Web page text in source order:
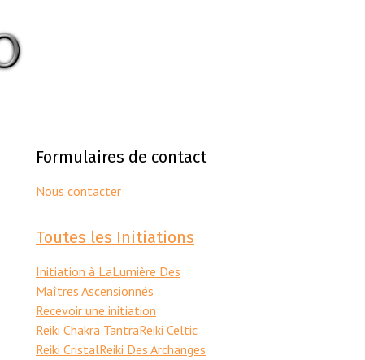
Formulaires de contact
Nous contacter
Toutes les Initiations
Initiation à LaLumière Des
Maîtres Ascensionnés
Recevoir une initiation
Reiki Chakra TantraReiki Celtic
Reiki CristalReiki Des Archanges